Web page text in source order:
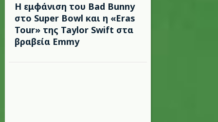
Η εμφάνιση του Bad Bunny
στο Super Bowl και η «Eras
Tour» της Taylor Swift στα
βραβεία Emmy